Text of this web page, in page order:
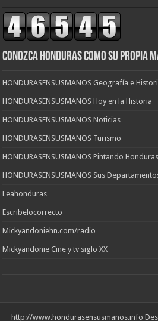
CONOZCA HONDURAS COMO SU PROPIA
HONDURASENSUSMANOS Geografía e
HONDURASENSUSMANOS Hoy en la Historia
HONDURASENSUSMANOS Noticias
HONDURASENSUSMANOS Turismo
HONDURASENSUSMANOS Pintando Honduras
HONDURASENSUSMANOS Sus
Leahonduras
Escribelocorrecto
Mickyandoniehn.com/radio
Mickyandonie Cine y tv siglo XX
http://www.hondurasensusmanos.info